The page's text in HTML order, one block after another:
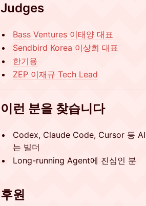
Judges
Bass Ventures 이태양 대표
Sendbird Korea 이상희 대표
한기용
ZEP 이재규 Tech Lead
이런 분을 찾습니다
Codex, Claude Code, Cursor 등
는 빌더
Long-running Agent에 진심인 분
후원